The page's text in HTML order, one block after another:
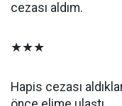
cezası aldım.
★★★
Hapis cezası